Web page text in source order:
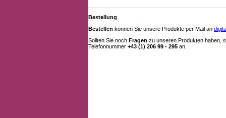
Bestellung
Bestellen können Sie unsere Produkte per Mail an
Sollten Sie noch Fragen zu unseren Produkten haben,
Telefonnummer +43 (1) 206 99 - 295 an.